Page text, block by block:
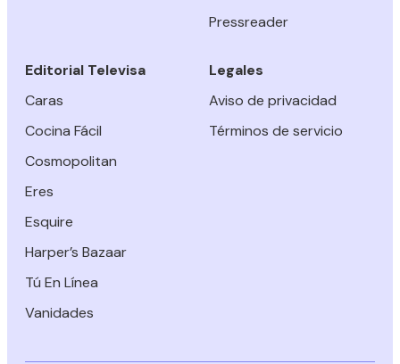
Pressreader
Editorial Televisa
Caras
Cocina Fácil
Cosmopolitan
Eres
Esquire
Harper’s Bazaar
Tú En Línea
Vanidades
Legales
Aviso de privacidad
Términos de servicio